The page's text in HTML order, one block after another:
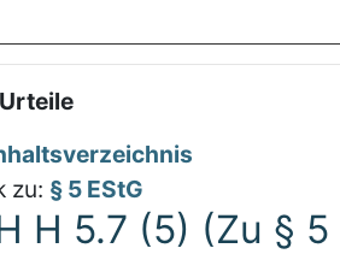
zu: § 5 EStG
H 5.7 (5) (Zu § 5